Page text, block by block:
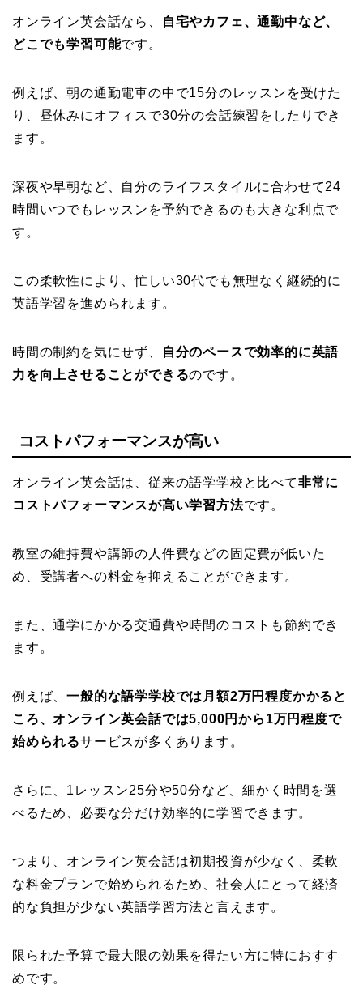
オンライン英会話なら、
自宅やカフェ、通勤中など、
どこでも学習可能です。
例えば、朝の通勤電車の中で15分のレッスンを受けた
り、昼休みにオフィスで30分の会話練習をしたりでき
ます。
深夜や早朝など、自分のライフスタイルに合わせて24
時間いつでもレッスンを予約できるのも大きな利点で
す。
この柔軟性により、忙しい30代でも無理なく継続的に
英語学習を進められます。
時間の制約を気にせず、
自分のペースで効率的に英語
力を向上させることができるのです。
コストパフォーマンスが高い
オンライン英会話は、従来の語学学校と比べて非常に
コストパフォーマンスが高い学習方法です。
教室の維持費や講師の人件費などの固定費が低いた
め、受講者への料金を抑えることができます。
また、通学にかかる交通費や時間のコストも節約でき
ます。
例えば、一般的な語学学校では月額2万円程度かかると
ころ、 オンライン英会話では5,000円から1万円程度で
始められるサービスが多くあります。
さらに、1レッスン25分や50分など、細かく時間を選
べるため、必要な分だけ効率的に学習できます。
つまり、オンライン英会話は初期投資が少なく、柔軟
な料金プランで始められるため、社会人にとって経済
的な負担が少ない英語学習方法と言えます。
限られた予算で最大限の効果を得たい方に特におすす
めです。